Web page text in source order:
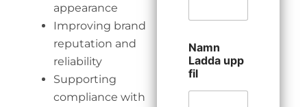
appearance
Improving brand
reputation and
reliability
Supporting
compliance with
Namn
Ladda upp
fil